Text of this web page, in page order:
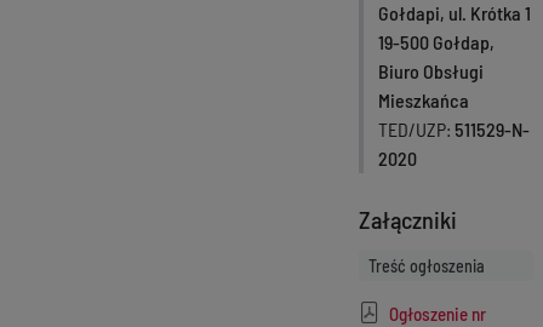
Gołdapi, ul. Krótka 1
19-500 Gołdap,
Biuro Obsługi
Mieszkańca
TED/UZP 511529-N-
2020
Załączniki
Treść ogłoszenia
Ogłoszenie nr